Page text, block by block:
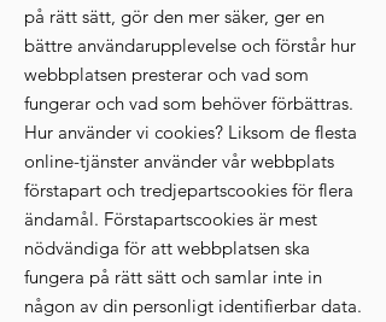
på rätt sätt, gör den mer säker, ger en
bättre användarupplevelse och förstår hur
webbplatsen presterar och vad som
fungerar och vad som behöver förbättras.
Hur använder vi cookies? Liksom de flesta
online-tjänster använder vår webbplats
förstapart och tredjepartscookies för flera
ändamål. Förstapartscookies är mest
nödvändiga för att webbplatsen ska
fungera på rätt sätt och samlar inte in
någon av din personligt identifierbar data.